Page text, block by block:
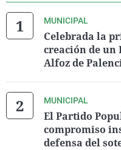
MUNICIPAL
Celebrada la
creación de
Alfoz de
MUNICIPAL
El Partido
compromiso
defensa del